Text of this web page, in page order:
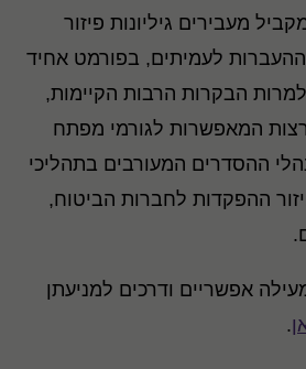
מעבירים גיליונות פיזור
ההעברות לעמיתים, בפורמט אחיד
הבקרות הרבות הקיימות,
המאפשרות לגורמי מפתח
ההסדרים המעורבים בתהליכי
ההפקדות לחברות הביטוח,
אפשריים ודרכים למניעתן
.